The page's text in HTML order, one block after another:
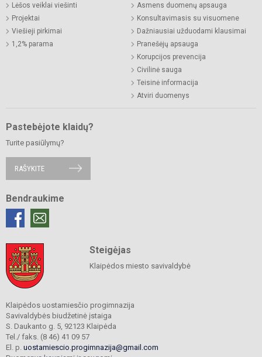
Lėšos veiklai viešinti
Projektai
Viešieji pirkimai
1,2% parama
Asmens duomenų apsauga
Konsultavimasis su visuomene
Dažniausiai užduodami klausimai
Pranešėjų apsauga
Korupcijos prevencija
Civilinė sauga
Teisinė informacija
Atviri duomenys
Pastebėjote klaidų?
Turite pasiūlymų?
RAŠYKITE
Bendraukime
Steigėjas
Klaipėdos miesto savivaldybė
Klaipėdos uostamiesčio progimnazija
Savivaldybės biudžetinė įstaiga
S. Daukanto g. 5, 92123 Klaipėda
Tel./ faks. (8 46) 41 09 57
El. p. uostamiescio.progimnazija@gmail.com